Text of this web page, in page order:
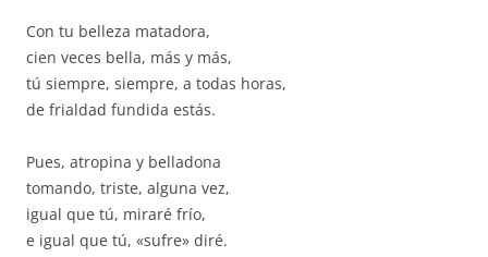
Con tu belleza matadora,
cien veces bella, más y más,
tú siempre, siempre, a todas horas,
de frialdad fundida estás.
Pues, atropina y belladona
tomando, triste, alguna vez,
igual que tú, miraré frío,
e igual que tú, «sufre» diré.